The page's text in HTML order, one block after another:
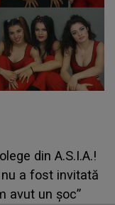
din A.S.I.A.!
a fost invitată
avut un șoc”